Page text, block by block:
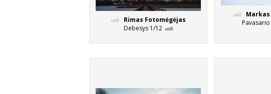
Rimas Fotomėgėjas
Debesys 1/12